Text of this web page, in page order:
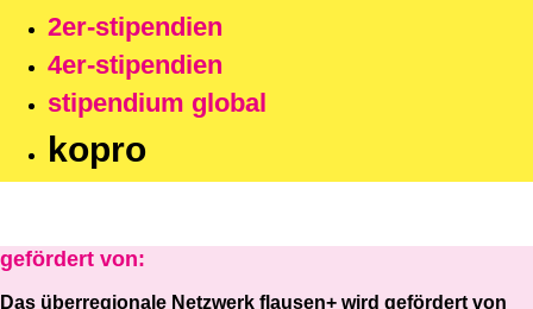
2er-stipendien
4er-stipendien
stipendium global
kopro
gefördert von:
Das überregionale Netzwerk flausen+ wird gefördert von